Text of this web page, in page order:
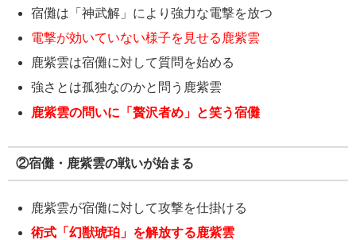
宿儺は「神武解」により強力な電撃を放つ
電撃が効いていない様子を見せる鹿紫雲
鹿紫雲は宿儺に対して質問を始める
強さとは孤独なのかと問う鹿紫雲
鹿紫雲の問いに「贅沢者め」と笑う宿儺
②宿儺・鹿紫雲の戦いが始まる
鹿紫雲が宿儺に対して攻撃を仕掛ける
術式「幻獣琥珀」を解放する鹿紫雲